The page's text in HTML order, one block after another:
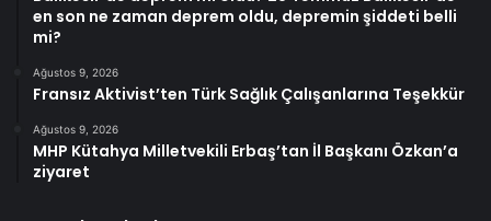
en son ne zaman deprem oldu, depremin şiddeti belli
mi?
Ağustos 9, 2026
Fransız Aktivist’ten Türk Sağlık Çalışanlarına Teşekkür
Ağustos 9, 2026
MHP Kütahya Milletvekili Erbaş’tan İl Başkanı Özkan’a
ziyaret